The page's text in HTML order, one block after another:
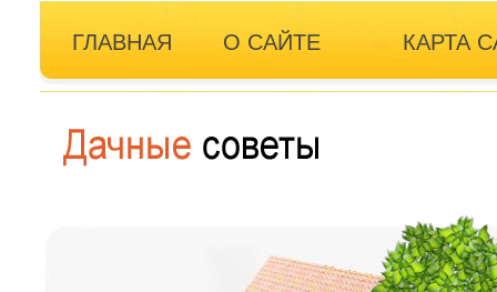
ГЛАВНАЯ О САЙТЕ КАРТА